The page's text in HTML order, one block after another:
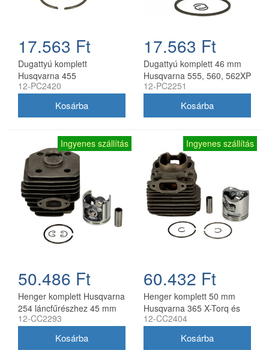
17.563 Ft
Dugattyú komplett
Husqvarna 455
láncfűrészhez 47 mm
12-PC2420
17.563 Ft
Dugattyú komplett 46 mm
Husqvarna 555, 560, 562XP
utángyártott
12-PC2251
Ingyenes szállítás
50.486 Ft
Henger komplett Husqvarna
254 láncfűrészhez 45 mm
utángyártott
12-CC2293
Ingyenes szállítás
60.432 Ft
Henger komplett 50 mm
Husqvarna 365 X-Torq és
Jonsered CS2166
12-CC2404